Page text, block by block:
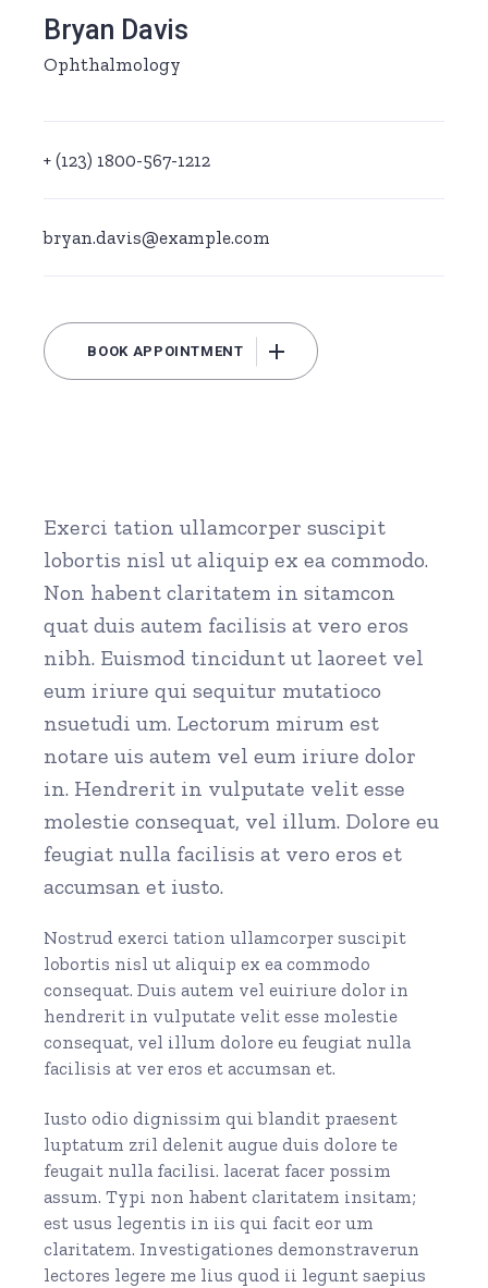
Bryan Davis
Ophthalmology
+ (123) 1800-567-1212
bryan.davis@example.com
BOOK APPOINTMENT
Exerci tation ullamcorper suscipit
lobortis nisl ut aliquip ex ea commodo.
Non habent claritatem in sitamcon
quat duis autem facilisis at vero eros
nibh. Euismod tincidunt ut laoreet vel
eum iriure qui sequitur mutatioco
nsuetudi um. Lectorum mirum est
notare uis autem vel eum iriure dolor
in. Hendrerit in vulputate velit esse
molestie consequat, vel illum. Dolore eu
feugiat nulla facilisis at vero eros et
accumsan et iusto.
Nostrud exerci tation ullamcorper suscipit
lobortis nisl ut aliquip ex ea commodo
consequat. Duis autem vel euiriure dolor in
hendrerit in vulputate velit esse molestie
consequat, vel illum dolore eu feugiat nulla
facilisis at ver eros et accumsan et.
Iusto odio dignissim qui blandit praesent
luptatum zril delenit augue duis dolore te
feugait nulla facilisi. lacerat facer possim
assum. Typi non habent claritatem insitam;
est usus legentis in iis qui facit eor um
claritatem. Investigationes demonstraverun
lectores legere me lius quod ii legunt saepius